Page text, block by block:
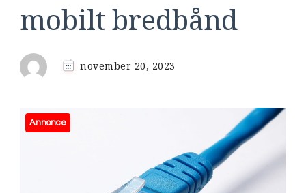
mobilt bredbånd
november 20, 2023
Annonce